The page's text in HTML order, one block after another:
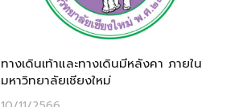
ทางเดินเท้าและทางเดินมีหลังคา ภายใน
มหาวิทยาลัยเชียงใหม่